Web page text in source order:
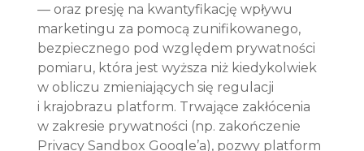
— oraz presję na kwantyfikację wpływu
marketingu za pomocą zunifikowanego,
bezpiecznego pod względem prywatności
pomiaru, która jest wyższa niż kiedykolwiek
w obliczu zmieniających się regulacji
i krajobrazu platform. Trwające zakłócenia
w zakresie prywatności (np. zakończenie
Privacy Sandbox Google’a), pozwy platform